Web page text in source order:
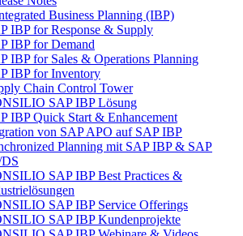
Business Planning (IBP)
IBP for Response & Supply
IBP for Demand
IBP for Sales & Operations Planning
IBP for Inventory
Chain Control Tower
SAP IBP Lösung
IBP Quick Start & Enhancement
von SAP APO auf SAP IBP
Planning mit SAP IBP & SAP
SAP IBP Best Practices &
SAP IBP Service Offerings
SAP IBP Kundenprojekte